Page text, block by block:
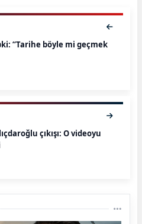
“Tarihe böyle mi geçmek
çıkışı: O videoyu